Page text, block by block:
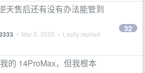
天售后还有没有办法能管到
• Mar 5, 2025 • Lastly replied
32
的 14ProMax，但我根本